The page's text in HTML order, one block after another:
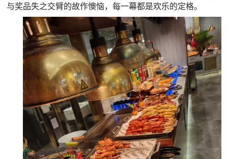
与奖品失之交臂的故作懊恼，每一幕都是欢乐的定格。